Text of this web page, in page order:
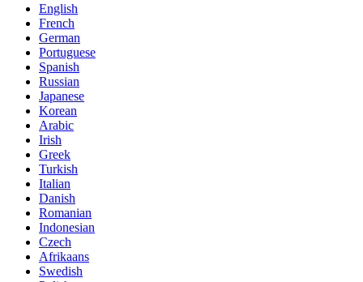
English
French
German
Portuguese
Spanish
Russian
Japanese
Korean
Arabic
Irish
Greek
Turkish
Italian
Danish
Romanian
Indonesian
Czech
Afrikaans
Swedish